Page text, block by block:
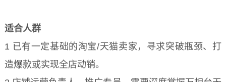
适合人群
1 已有一定基础的淘宝/天猫卖家，寻求突破瓶颈、打
造爆款或实现全店动销。